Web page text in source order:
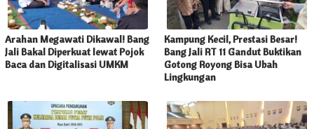
Arahan Megawati Dikawal! Bang
Jali Bakal Diperkuat lewat Pojok
Baca dan Digitalisasi UMKM
Kampung Kecil, Prestasi Besar!
Bang Jali RT 11 Gandut Buktikan
Gotong Royong Bisa Ubah
Lingkungan